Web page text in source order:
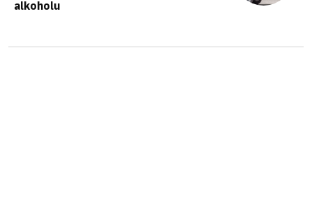
alkoholu